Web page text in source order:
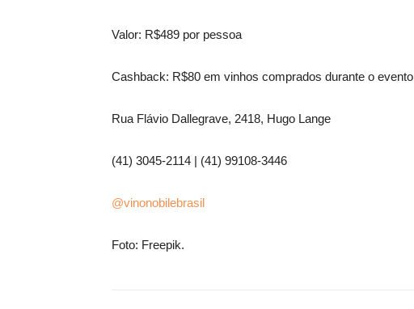
Valor: R$489 por pessoa
Cashback: R$80 em vinhos comprados durante o evento
Rua Flávio Dallegrave, 2418, Hugo Lange
(41) 3045-2114 | (41) 99108-3446
@vinonobilebrasil
Foto: Freepik.